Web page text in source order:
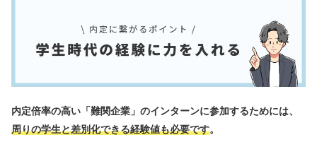
内定倍率の高い「難関企業」のインターンに参加するためには、
周りの学生と差別化できる経験値も必要です。